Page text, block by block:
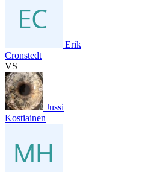
Erik
Cronstedt
VS
Jussi
Kostiainen